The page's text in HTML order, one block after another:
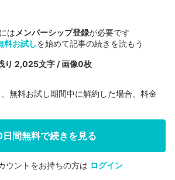
は メンバーシップ登録が必要です
料お試しを始めて記事の続きを読もう
り 2,025文字 / 画像0枚
会員登録する
無料お試し期間中に解約した場合、料金
日間無料で続きを見る
ウントをお持ちの方は ログイン